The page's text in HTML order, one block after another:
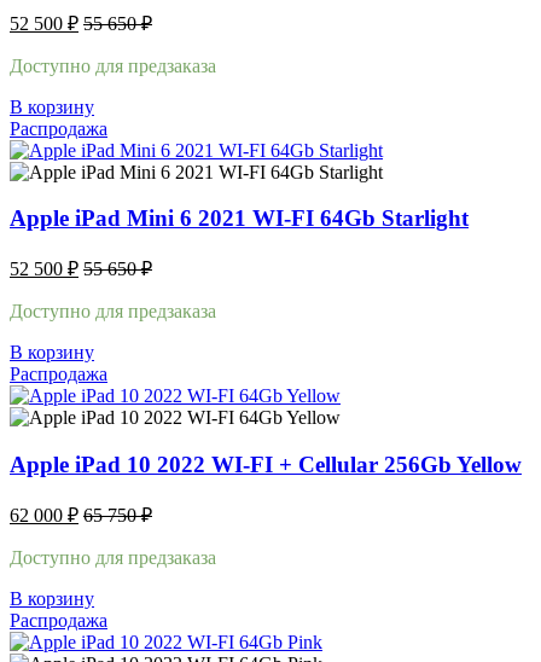
52 500 ₽ 55 650₽
Доступно для предзаказа
В корзину
Распродажа
Apple iPad Mini 6 2021 WI-FI 64Gb Starlight
52 500 ₽ 55 650₽
Доступно для предзаказа
В корзину
Распродажа
Apple iPad 10 2022 WI-FI + Cellular 256Gb Yellow
62 000 ₽ 65 750₽
Доступно для предзаказа
В корзину
Распродажа